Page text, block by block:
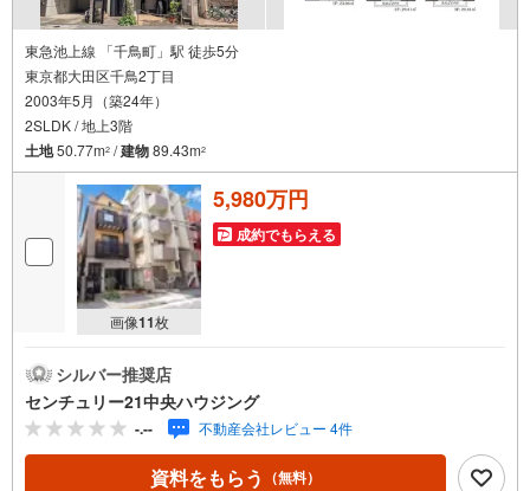
東急池上線 「千鳥町」駅 徒歩5分
東京都大田区千鳥2丁目
2003年5月（築24年）
2SLDK / 地上3階
土地50.77m2 /建物89.43m2
画像11枚
5,980万円
成約でもらえる
シルバー推奨店
センチュリー21中央ハウジング
-.-- 不動産会社レビュー 4件
資料をもらう （無料）